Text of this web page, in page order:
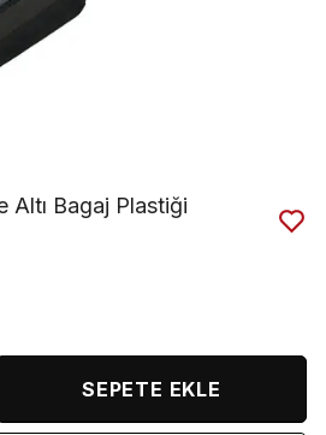
Altı Bagaj Plastiği
SEPETE EKLE